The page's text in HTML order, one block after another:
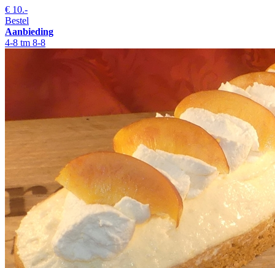
€ 10.-
Bestel
Aanbieding
4-8 tm 8-8